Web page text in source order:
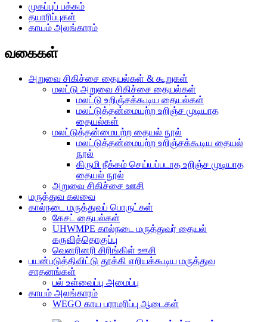
முகப்புப் பக்கம்
தயாரிப்புகள்
காயம் அலங்காரம்
வகைகள்
அறுவை சிகிச்சை தையல்கள் & கூறுகள்
மலட்டு அறுவை சிகிச்சை தையல்கள்
மலட்டு உறிஞ்சக்கூடிய தையல்கள்
மலட்டுத்தன்மையற்ற உறிஞ்ச முடியாத
தையல்கள்
மலட்டுத்தன்மையற்ற தையல் நூல்
மலட்டுத்தன்மையற்ற உறிஞ்சக்கூடிய தையல்
நூல்
கிருமி நீக்கம் செய்யப்படாத உறிஞ்ச முடியாத
தையல் நூல்
அறுவை சிகிச்சை ஊசி
மருத்துவ கலவை
கால்நடை மருத்துவப் பொருட்கள்
கேசட் தையல்கள்
UHWMPE கால்நடை மருத்துவர் தையல்
கருவித்தொகுப்பு
வெனரினரி சிரிங்கிள் ஊசி
பயன்படுத்திவிட்டு தூக்கி எறியக்கூடிய மருத்துவ
சாதனங்கள்
பல் உள்வைப்பு அமைப்பு
காயம் அலங்காரம்
WEGO காய பராமரிப்பு ஆடைகள்